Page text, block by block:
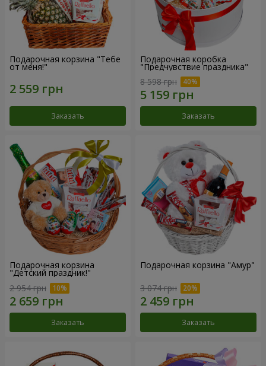
Подарочная корзина "Тебе
от меня!"
Заказать
Подарочная коробка
"Предчувствие праздника"
8 598 грн
Заказать
Подарочная корзина
"Детский праздник!"
2 954 грн
Заказать
Подарочная корзина "Амур"
3 074 грн
Заказать